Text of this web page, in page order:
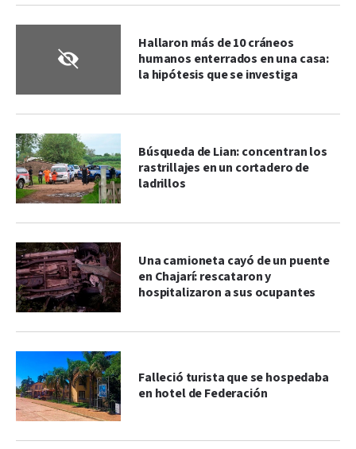
Hallaron más de 10 cráneos
humanos enterrados en una casa:
la hipótesis que se investiga
Búsqueda de Lian: concentran los
rastrillajes en un cortadero de
ladrillos
Una camioneta cayó de un puente
en Chajarí: rescataron y
hospitalizaron a sus ocupantes
Falleció turista que se hospedaba
en hotel de Federación